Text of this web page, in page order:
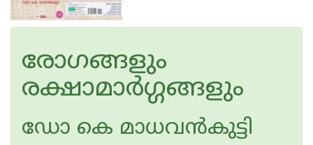
രോഗങ്ങളും
രക്ഷാമാര്‍ഗ്ഗങ്ങളും
ഡോ കെ മാധവ‌ന്‍കുട്ടി